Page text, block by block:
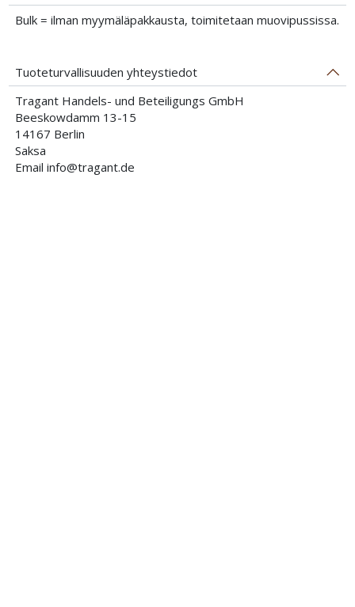
Bulk = ilman myymäläpakkausta, toimitetaan muovipussissa.
Tuoteturvallisuuden yhteystiedot
Tragant Handels- und Beteiligungs GmbH
Beeskowdamm 13-15
14167 Berlin
Saksa
Email info@tragant.de